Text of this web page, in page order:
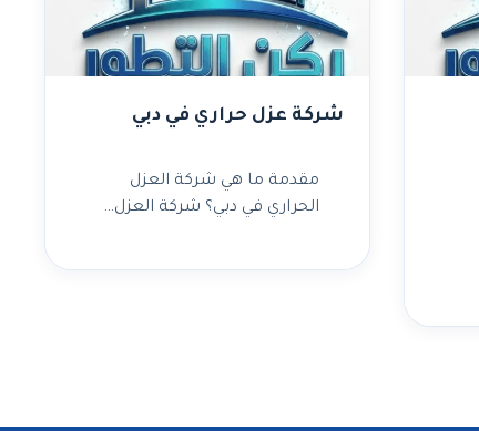
شركة عزل حراري في دبي
مقدمة ما هي شركة العزل
الحراري في دبي؟ شركة العزل…